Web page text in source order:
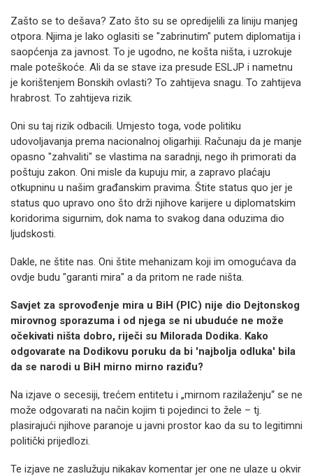
Zašto se to dešava? Zato što su se opredijelili za liniju manjeg
otpora. Njima je lako oglasiti se "zabrinutim" putem diplomatija i
saopćenja za javnost. To je ugodno, ne košta ništa, i uzrokuje
male poteškoće. Ali da se stave iza presude ESLJP i nametnu
je korištenjem Bonskih ovlasti? To zahtijeva snagu. To zahtijeva
hrabrost. To zahtijeva rizik.
Oni su taj rizik odbacili. Umjesto toga, vode politiku
udovoljavanja prema nacionalnoj oligarhiji. Računaju da je manje
opasno "zahvaliti" se vlastima na saradnji, nego ih primorati da
poštuju zakon. Oni misle da kupuju mir, a zapravo plaćaju
otkupninu u našim građanskim pravima. Štite status quo jer je
status quo upravo ono što drži njihove karijere u diplomatskim
koridorima sigurnim, dok nama to svakog dana oduzima dio
ljudskosti.
Dakle, ne štite nas. Oni štite mehanizam koji im omogućava da
ovdje budu "garanti mira" a da pritom ne rade ništa.
Savjet za sprovođenje mira u BiH (PIC) nije dio Dejtonskog
mirovnog sporazuma i od njega se ni ubuduće ne može
očekivati ništa dobro, riječi su Milorada Dodika. Kako
odgovarate na Dodikovu poruku da bi 'najbolja odluka' bila
da se narodi u BiH mirno mirno raziđu?
Na izjave o secesiji, trećem entitetu i „mirnom razilaženju“ se ne
može odgovarati na način kojim ti pojedinci to žele – tj.
plasirajući njihove paranoje u javni prostor kao da su to legitimni
politički prijedlozi.
Te izjave ne zaslužuju nikakav komentar jer one ne ulaze u okvir